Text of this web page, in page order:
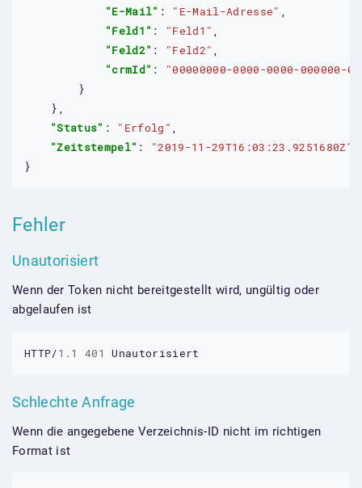
"E-Mail" : "E-Mail-Adresse" ,
"Feld1" : "Feld1" ,
"Feld2" : "Feld2" ,
"crmId" :
"00000000-0000-0000-000000-
        }
    },
"Status" : "Erfolg" ,
"Zeitstempel" :
"2019-11-29T16:03:23.9251680Z"
}
Fehler
Unautorisiert
Wenn der Token nicht bereitgestellt wird, ungültig oder
abgelaufen ist
HTTP/1.1 401 Unautorisiert
Schlechte Anfrage
Wenn die angegebene Verzeichnis-ID nicht im richtigen
Format ist